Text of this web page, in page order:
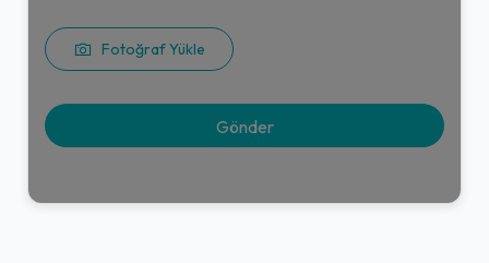
Fotoğraf Yükle